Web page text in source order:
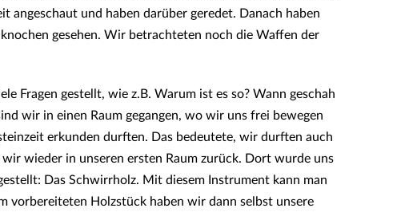
angeschaut und haben darüber geredet. Danach haben
gesehen. Wir betrachteten noch die Waffen der
Fragen gestellt, wie z.B. Warum ist es so? Wann geschah
wir in einen Raum gegangen, wo wir uns frei bewegen
erkunden durften. Das bedeutete, wir durften auch
wieder in unseren ersten Raum zurück. Dort wurde uns
Das Schwirrholz. Mit diesem Instrument kann man
vorbereiteten Holzstück haben wir dann selbst unsere